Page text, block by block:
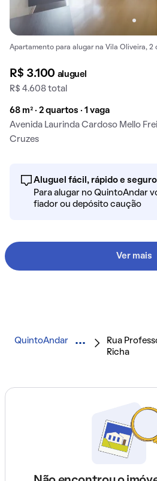
Apartamento para alugar na Vila Oliveira, 2
R$ 3.100 aluguel
R$ 4.608 total
68 m² · 2 quartos · 1 vaga
Avenida Laurinda Cardoso Mello
Cruzes
Aluguel fácil, rápido e seguro
Para alugar no QuintoAndar
fiador ou depósito caução
Ver mais
QuintoAndar
Rua
Richa